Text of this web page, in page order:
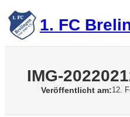
Zum
Inhalt
springen 1. FC
IMG-
Veröffentlicht am:12.